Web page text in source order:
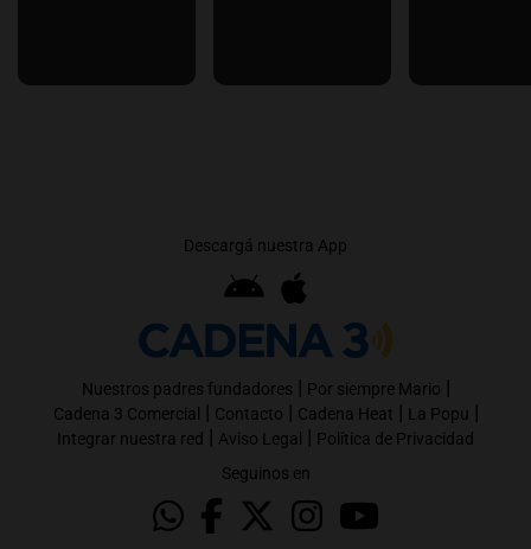
Descargá nuestra App
Nuestros padres fundadores | Por siempre Mario |
Cadena 3 Comercial | Contacto | Cadena Heat | La Popu |
Integrar nuestra red | Aviso Legal | Política de Privacidad
Seguinos en